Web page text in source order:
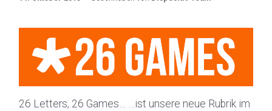
26 Letters, 26 Games… …ist unsere neue Rubrik im